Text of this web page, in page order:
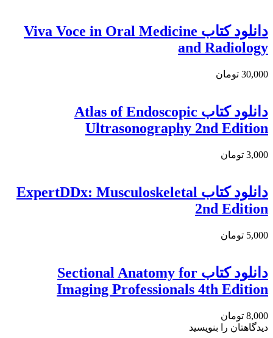
دانلود کتاب Viva Voce in Oral Medicine
and Radiology
30,000 تومان
دانلود كتاب Atlas of Endoscopic
Ultrasonography 2nd Edition
3,000 تومان
دانلود کتاب ExpertDDx: Musculoskeletal
2nd Edition
5,000 تومان
دانلود کتاب Sectional Anatomy for
Imaging Professionals 4th Edition
8,000 تومان
دیدگاهتان را بنویسید